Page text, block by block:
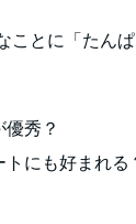
とに「たんぱ
秀？
にも好まれる